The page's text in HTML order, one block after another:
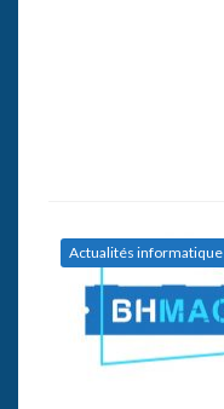
Actualités informatique